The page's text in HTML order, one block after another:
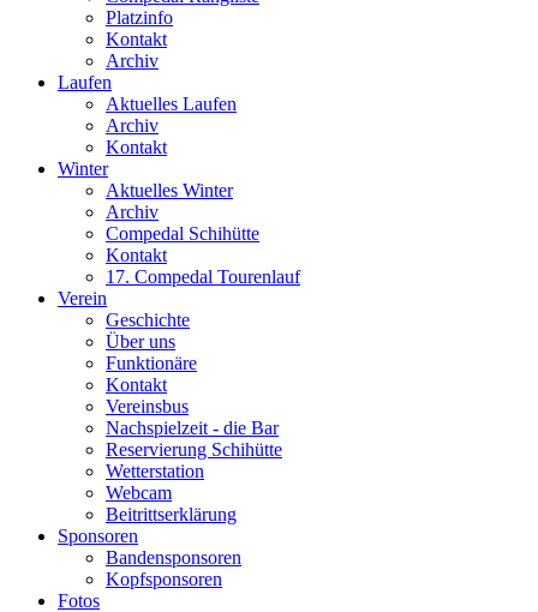
Platzinfo
Kontakt
Archiv
Laufen
Aktuelles Laufen
Archiv
Kontakt
Winter
Aktuelles Winter
Archiv
Compedal Schihütte
Kontakt
17. Compedal Tourenlauf
Verein
Geschichte
Über uns
Funktionäre
Kontakt
Vereinsbus
Nachspielzeit - die Bar
Reservierung Schihütte
Wetterstation
Webcam
Beitrittserklärung
Sponsoren
Bandensponsoren
Kopfsponsoren
Fotos